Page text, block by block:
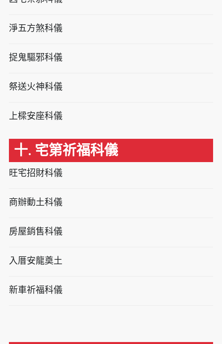
淨五方煞科儀
捉鬼驅邪科儀
祭送火神科儀
上樑安座科儀
十. 宅第祈福科儀
旺宅招財科儀
商辦動土科儀
房屋銷售科儀
入厝安龍奠土
新車祈福科儀